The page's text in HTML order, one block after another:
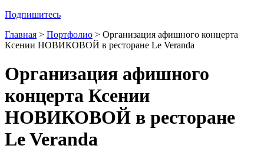
Подпишитесь
Главная > Портфолио > Организация афишного концерта
Ксении НОВИКОВОЙ в ресторане Le Veranda
Организация афишного
концерта Ксении
НОВИКОВОЙ в ресторане
Le Veranda